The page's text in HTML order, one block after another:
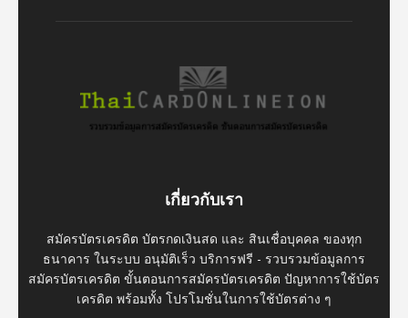
เกี่ยวกับเรา
สมัครบัตรเครดิต บัตรกดเงินสด และ สินเชื่อบุคคล ของทุก
ธนาคาร ในระบบ อนุมัติเร็ว บริการฟรี - รวบรวมข้อมูลการ
สมัครบัตรเครดิต ขั้นตอนการสมัครบัตรเครดิต ปัญหาการใช้บัตร
เครดิต พร้อมทั้ง โปรโมชั่นในการใช้บัตรต่าง ๆ